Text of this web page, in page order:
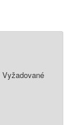
Vyžadované